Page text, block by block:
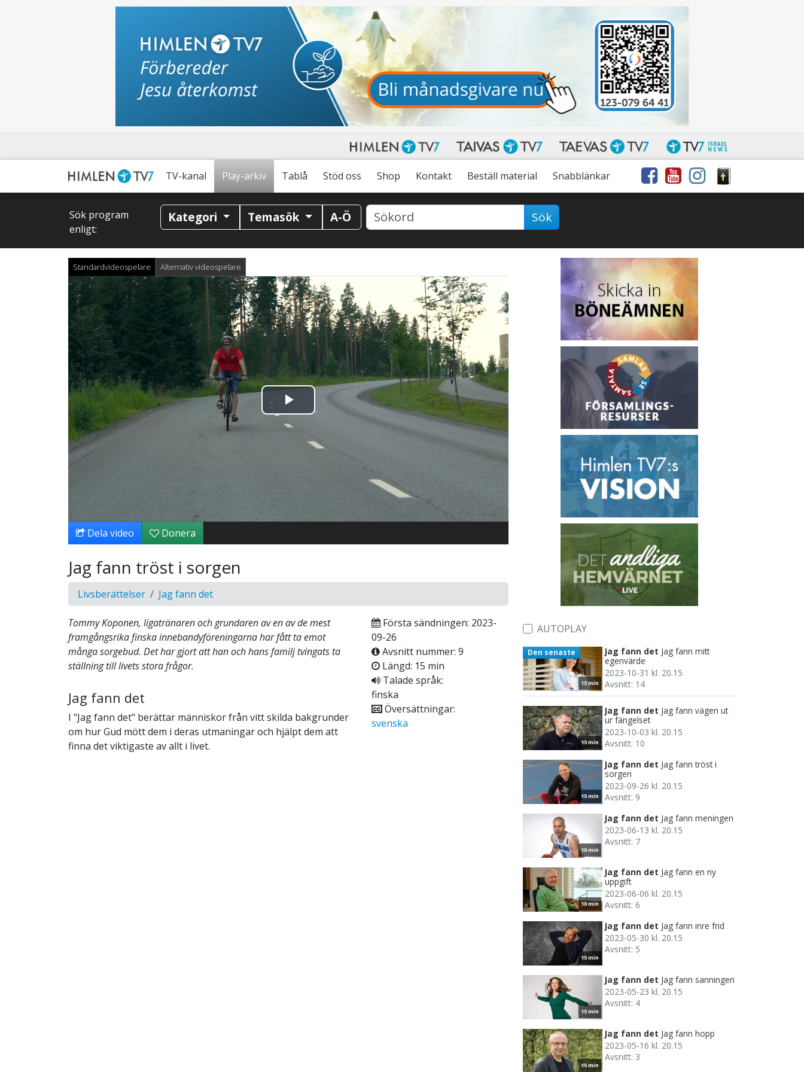
TV-kanal Play-arkiv Tablå Stöd oss Shop Kontakt Beställ material Snabblänkar
Sök program
enligt:
Kategori Temasök A-Ö Sök
Standardvideospelare Alternativ videospelare
Spela
upp
Dela video Donera
Jag fann tröst i sorgen
Livsberättelser Jag fann det
Tommy Koponen, ligatränaren och grundaren av en av de mest
framgångsrika finska innebandyföreningarna har fått ta emot
många sorgebud. Det har gjort att han och hans familj tvingats ta
ställning till livets stora frågor.
Jag fann det
I "Jag fann det" berättar människor från vitt skilda bakgrunder
om hur Gud mött dem i deras utmaningar och hjälpt dem att
finna det viktigaste av allt i livet.
Första sändningen: 2023-
09-26
Avsnitt nummer: 9
Längd: 15 min
Talade språk:
finska
Översättningar:
svenska
AUTOPLAY
15 min
Den senaste Jag fann det Jag fann mitt
egenvärde
2023-10-31 kl. 20.15
Avsnitt: 14
15 min
Jag fann det Jag fann vägen ut
ur fängelset
2023-10-03 kl. 20.15
Avsnitt: 10
15 min
Jag fann det Jag fann tröst i
sorgen
2023-09-26 kl. 20.15
Avsnitt: 9
10 min
Jag fann det Jag fann meningen
2023-06-13 kl. 20.15
Avsnitt: 7
10 min
Jag fann det Jag fann en ny
uppgift
2023-06-06 kl. 20.15
Avsnitt: 6
15 min
Jag fann det Jag fann inre frid
2023-05-30 kl. 20.15
Avsnitt: 5
15 min
Jag fann det Jag fann sanningen
2023-05-23 kl. 20.15
Avsnitt: 4
15 min
Jag fann det Jag fann hopp
2023-05-16 kl. 20.15
Avsnitt: 3